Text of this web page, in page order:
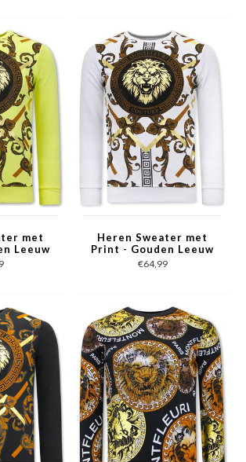
met
Leeuw
Heren Sweater met
Print - Gouden Leeuw
- 3728 - Wit
€64,99